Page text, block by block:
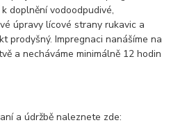
doplnění vodoodpudivé,
úpravy lícové strany rukavic a
prodyšný. Impregnaci nanášíme na
a necháváme minimálně 12 hodin
a údržbě naleznete zde: